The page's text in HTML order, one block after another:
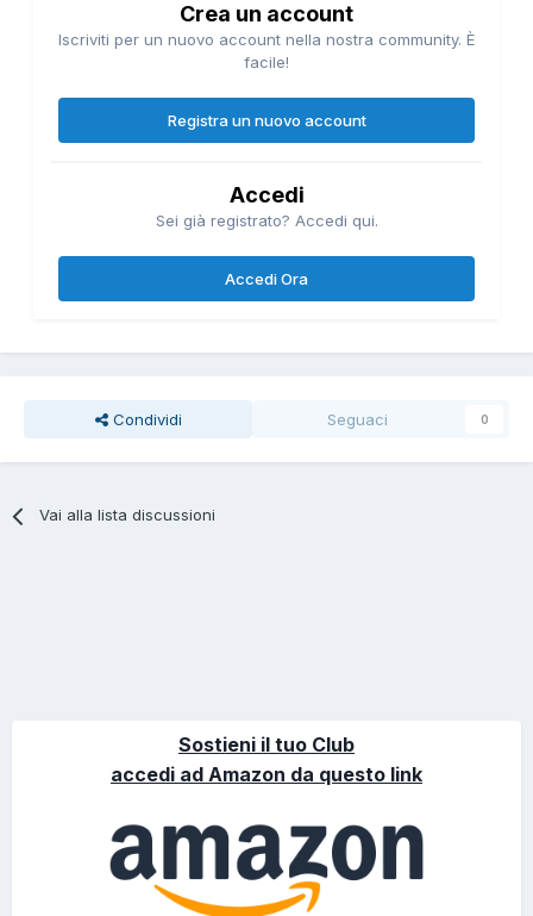
Crea un account
Iscriviti per un nuovo account nella nostra community. È
facile!
Registra un nuovo account
Accedi
Sei già registrato? Accedi qui.
Accedi Ora
Condividi Seguaci 0
Vai alla lista discussioni
Sostieni il tuo Club
accedi ad Amazon da questo link